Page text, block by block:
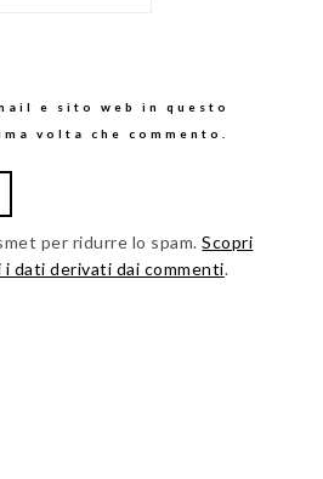
e sito web in questo
volta che commento.
per ridurre lo spam.Scopri
dati derivati dai commenti.